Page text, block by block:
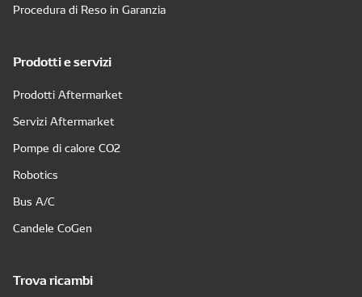
Procedura di Reso in Garanzia
Prodotti e servizi
Prodotti Aftermarket
Servizi Aftermarket
Pompe di calore CO2
Robotics
Bus A/C
Candele CoGen
Trova ricambi